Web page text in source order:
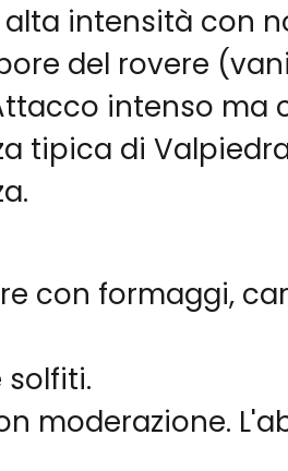
alta intensità con
del rovere
intenso ma
tipica di
con formaggi,
solfiti.
moderazione.